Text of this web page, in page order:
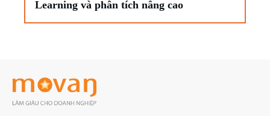
Learning và phân tích nâng cao